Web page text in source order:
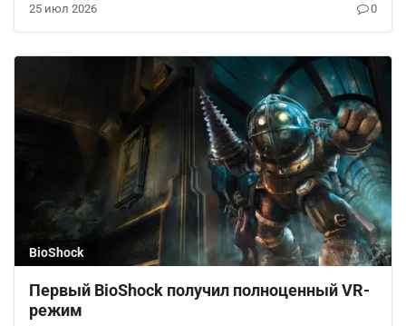
25 июл 2026 0
BioShock
Первый BioShock получил полноценный VR-
режим